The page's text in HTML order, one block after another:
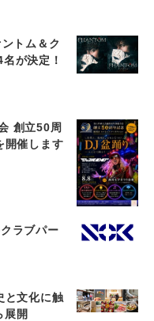
トム＆ク
が決定！
創立50周
開催します
ラブパー
と文化に触
展開